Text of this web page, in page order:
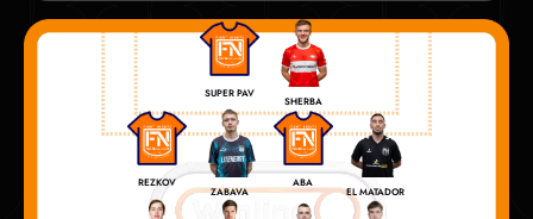
SUPER PAV
SHERBA
REZKOV
ZABAVA
ABA
EL MATADOR